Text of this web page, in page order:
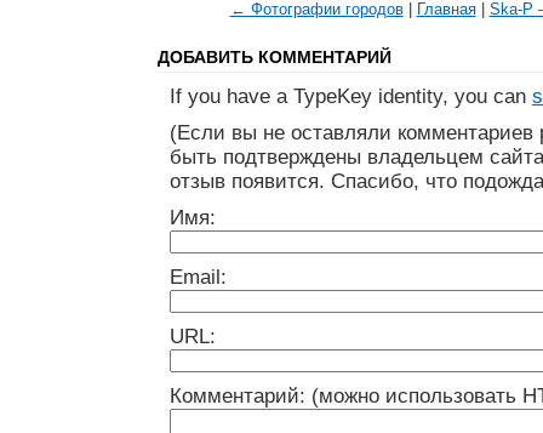
← Фотографии городов| Главная| Ska-P
ДОБАВИТЬ КОММЕНТАРИЙ
If you have a TypeKey identity, you can
(Если вы не оставляли
быть подтверждены владельцем
отзыв появится. Спасибо, что
Имя:
Email:
URL:
Комментарий: (можно использовать